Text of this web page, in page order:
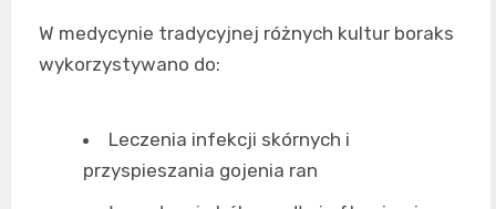
W medycynie tradycyjnej różnych kultur boraks
wykorzystywano do:
Leczenia infekcji skórnych i
przyspieszania gojenia ran